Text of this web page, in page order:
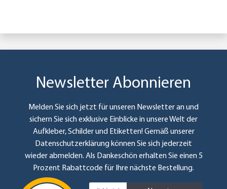
Newsletter Abonnieren
Melden Sie sich jetzt für unseren Newsletter an und
sichern Sie sich exklusive Einblicke in unsere Welt der
Aufkleber, Schilder und Etiketten! Gemäß unserer
Datenschutzerklärung können Sie sich jederzeit
wieder abmelden. Als Dankeschön erhalten Sie einen 5
Prozent Rabattcode für Ihre nächste Bestellung.